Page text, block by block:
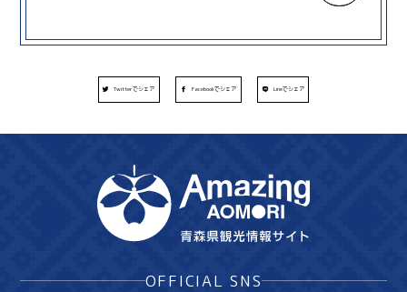
Twitterでシェア Facebookでシェア Lineでシェア
OFFICIAL SNS